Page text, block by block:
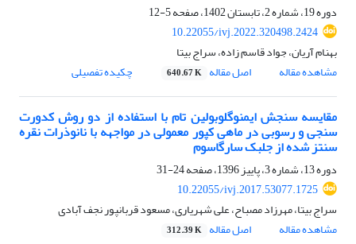
دوره 19، شماره 2، تابستان 1402، صفحه
5-12
10.22055/ivj.2022.320498.2424
بهنام آریان، جواد قاسم زاده، سراج بیتا
مشاهده مقاله
اصل مقاله 640.67 K چکیده تفصیلی
مقایسه سنجش ایمنوگلوبولین تام با استفاده از دو روش کدورت
سنجی و رسوبی در ماهی کپور معمولی در مواجهه با نانوذرات نقره
سنتز شده از جلبک سارگاسوم
دوره 13، شماره 3، پاییز 1396، صفحه
24-31
10.22055/ivj.2017.53077.1725
سراج بیتا، مهرزاد مصباح، علی شهریاری، مسعود قربانپور نجف آبادی
مشاهده مقاله
اصل مقاله 312.39 K